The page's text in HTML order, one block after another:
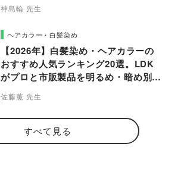
神島輪 先生
ヘアカラー・白髪染め
【2026年】白髪染め・ヘアカラーの
おすすめ人気ランキング20選。LDK
がプロと市販製品を明るめ・暗め別に
佐藤薫 先生
すべて見る